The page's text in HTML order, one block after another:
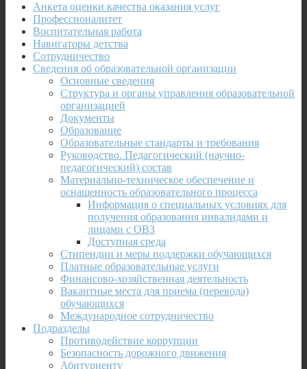
Анкета оценки качества оказания услуг
Профессионалитет
Воспитательная работа
Навигаторы детства
Сотрудничество
Сведения об образовательной организации
Основные сведения
Структура и органы управления образовательной
организацией
Документы
Образование
Образовательные стандарты и требования
Руководство. Педагогический (научно-
педагогический) состав
Материально-техническое обеспечение и
оснащенность образовательного процесса
Информация о специальных условиях для
получения образования инвалидами и
лицами с ОВЗ
Доступная среда
Стипендии и меры поддержки обучающихся
Платные образовательные услуги
Финансово-хозяйственная деятельность
Вакантные места для приема (перевода)
обучающихся
Международное сотрудничество
Подразделы
Противодействие коррупции
Безопасность дорожного движения
Абитуриенту